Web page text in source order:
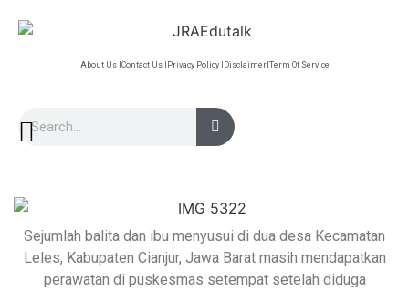
About Us | Contact Us | Privacy Policy | Disclaimer| Term Of Service
Sejumlah balita dan ibu menyusui di dua desa Kecamatan
Leles, Kabupaten Cianjur, Jawa Barat masih mendapatkan
perawatan di puskesmas setempat setelah diduga